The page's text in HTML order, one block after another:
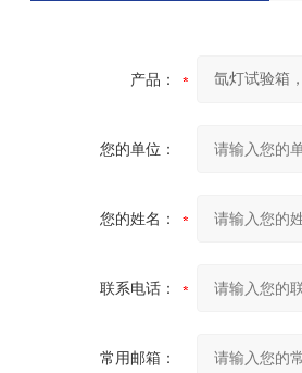
产品：
您的单位：
您的姓名：
联系电话：
常用邮箱：